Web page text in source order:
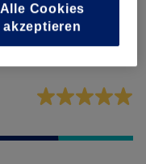
Alle Cookies
akzeptieren